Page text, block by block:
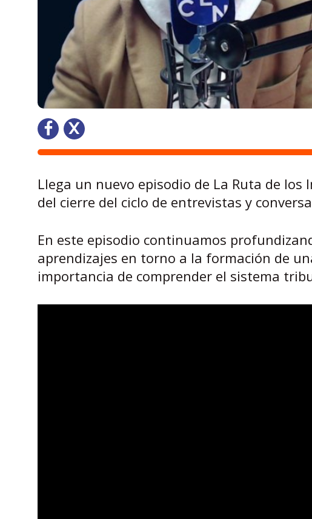
Llega un nuevo episodio de La Ruta de
del cierre del ciclo de entrevistas y
En este episodio continuamos
aprendizajes en torno a la formación de
importancia de comprender el sistema